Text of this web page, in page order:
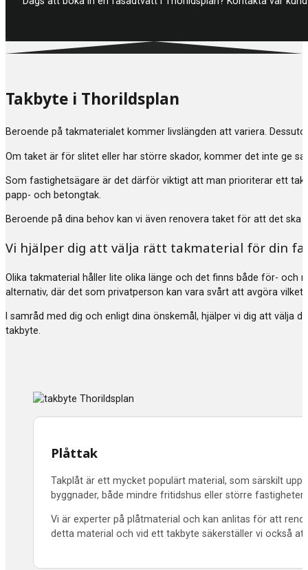
Takbyte i Thorildsplan
Beroende på takmaterialet kommer livslängden att variera.
Om taket är för slitet eller har större skador, kommer det inte ge
Som fastighetsägare är det därför viktigt att man prioriterar ett
papp- och betongtak.
Beroende på dina behov kan vi även renovera taket för att det
Vi hjälper dig att välja rätt takmaterial för din
Olika takmaterial håller lite olika länge och det finns både för- och
alternativ, där det som privatperson kan vara svårt att avgöra
I samråd med dig och enligt dina önskemål, hjälper vi dig att
takbyte.
Plåttak
Takplåt är ett mycket populärt material, som särskilt
byggnader, både mindre fritidshus eller större
Vi är experter på plåtmaterial och kan anlitas för att
detta material och vid ett takbyte säkerställer vi också